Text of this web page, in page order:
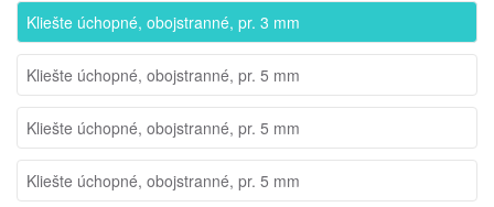
Kliešte úchopné, obojstranné, pr. 3 mm
Kliešte úchopné, obojstranné, pr. 5 mm
Kliešte úchopné, obojstranné, pr. 5 mm
Kliešte úchopné, obojstranné, pr. 5 mm